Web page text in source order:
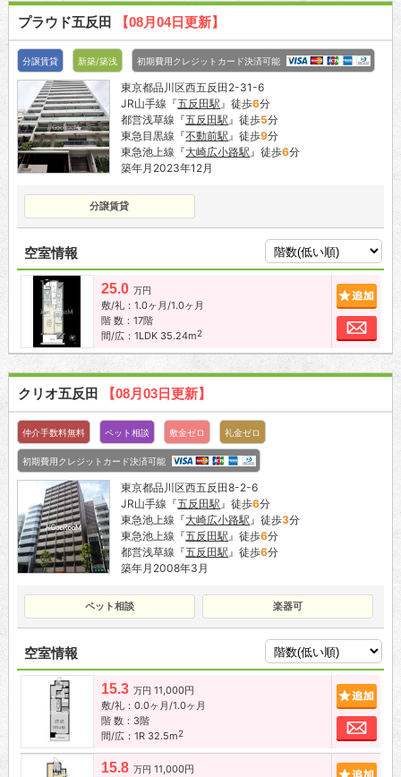
プラウド五反田 【08月04日更新】
分譲賃貸 新築/築浅 初期費用クレジットカード決済可能
東京都品川区西五反田2-31-6
JR山手線『五反田駅』徒歩6分
都営浅草線『五反田駅』徒歩5分
東急目黒線『不動前駅』徒歩9分
東急池上線『大崎広小路駅』徒歩6分
築年月2023年12月
分譲賃貸
空室情報
25.0 万円
敷/礼：1.0ヶ月/1.0ヶ月
階 数：17階
間/広：1LDK 35.24m2
お
クリオ五反田 【08月03日更新】
仲介手数料無料 ペット相談 敷金ゼロ 礼金ゼロ
初期費用クレジットカード決済可能
東京都品川区西五反田8-2-6
JR山手線『五反田駅』徒歩6分
東急池上線『大崎広小路駅』徒歩3分
東急池上線『五反田駅』徒歩6分
都営浅草線『五反田駅』徒歩6分
築年月2008年3月
ペット相談 楽器可
空室情報
15.3 万円 11,000円
敷/礼：0.0ヶ月/1.0ヶ月
階 数：3階
間/広：1R 32.5m2
お
15.8 万円 11,000円